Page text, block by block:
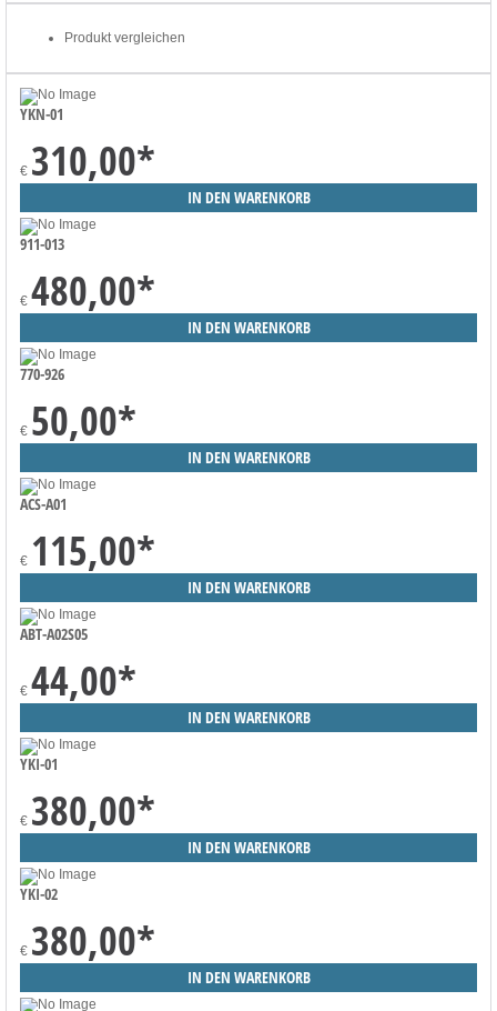
Produkt vergleichen
YKN-01
€ 310,00*
911-013
€ 480,00*
770-926
€ 50,00*
ACS-A01
€ 115,00*
ABT-A02S05
€ 44,00*
YKI-01
€ 380,00*
YKI-02
€ 380,00*